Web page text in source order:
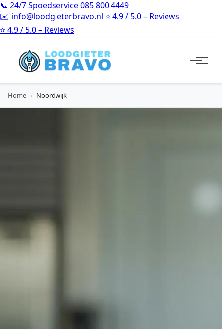
📞 24/7 Spoedservice085 800 4449
✉️ info@loodgieterbravo.nl ⭐ 4.9 / 5.0 – Reviews
⭐ 4.9 / 5.0 – Reviews
Home › Noordwijk